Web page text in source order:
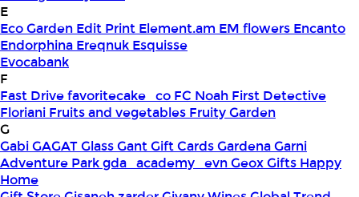
E
Eco Garden Edit Print Element.am EM flowers Encanto
Endorphina Ereqnuk Esquisse
Evocabank
F
Fast Drivefavoritecake_co FC Noah First Detective
Floriani Fruits and vegetables Fruity Garden
G
GabiGAGAT GlassGant Gift CardsGardenaGarni
Adventure Parkgda_academy_evnGeoxGifts Happy
Home